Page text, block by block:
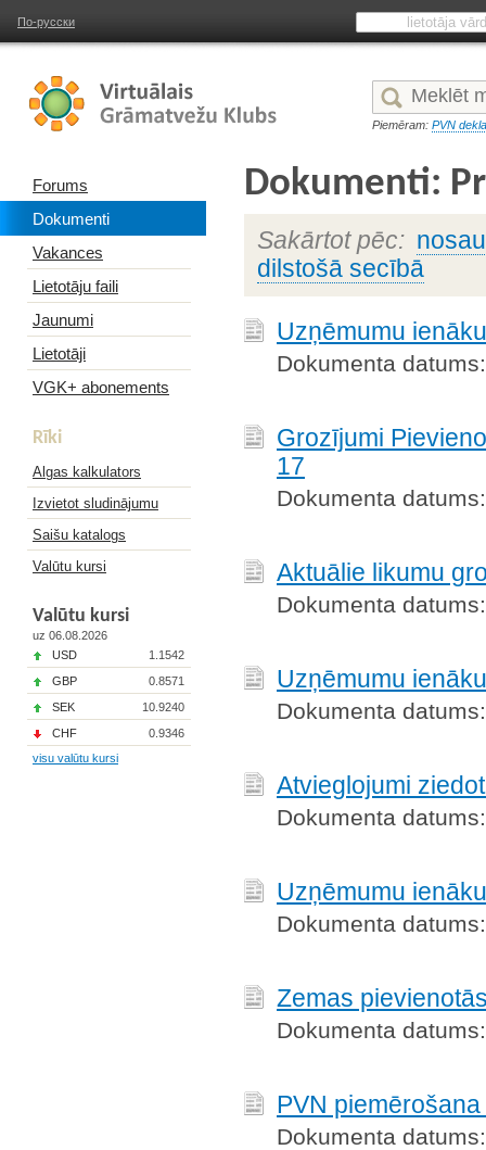
По-русски
Piemēram: PVN
Forums
Dokumenti
Vakances
Lietotāju faili
Jaunumi
Lietotāji
VGK+ abonements
Rīki
Algas kalkulators
Izvietot sludinājumu
Saišu katalogs
Valūtu kursi
Valūtu kursi
uz 06.08.2026
USD
1.1542
GBP
0.8571
SEK
10.9240
CHF
0.9346
visu valūtu kursi
Dokumenti:
Sakārtot pēc:
dilstošā secībā
Uzņēmumu
Dokumenta
Grozījumi
17
Dokumenta
Aktuālie likumu
Dokumenta
Uzņēmumu
Dokumenta
Atvieglojumi
Dokumenta
Uzņēmumu
Dokumenta
Zemas
Dokumenta
PVN
Dokumenta